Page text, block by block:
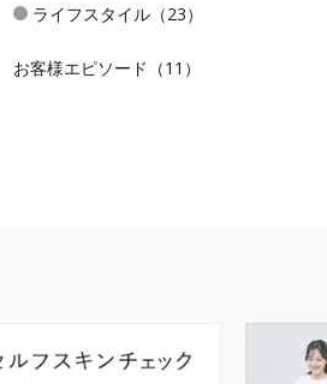
ライフスタイル（23）
お客様エピソード（11）